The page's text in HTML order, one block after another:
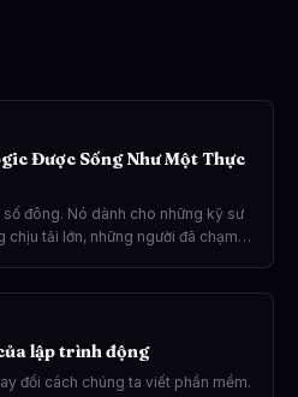
Được Sống Như Một Thực
đông. Nó dành cho những kỹ sư
chịu tải lớn, những người đã chạm
lập trình động
đổi cách chúng ta viết phần mềm.